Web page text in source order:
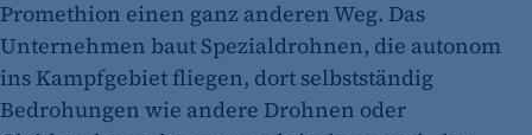
Promethion einen ganz anderen Weg. Das
Unternehmen baut Spezialdrohnen, die autonom
ins Kampfgebiet fliegen, dort selbstständig
Bedrohungen wie andere Drohnen oder